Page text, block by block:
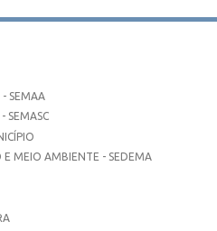
- SEMAA
SEMASC
MEIO AMBIENTE - SEDEMA